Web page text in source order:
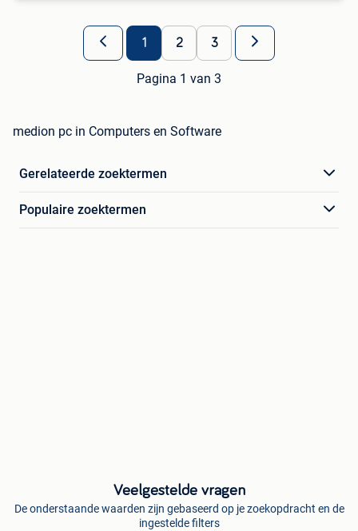
1 2 3
Pagina 1 van 3
medion pc in Computers en Software
Gerelateerde zoektermen
Populaire zoektermen
Veelgestelde vragen
De onderstaande waarden zijn gebaseerd op je zoekopdracht en de
ingestelde filters